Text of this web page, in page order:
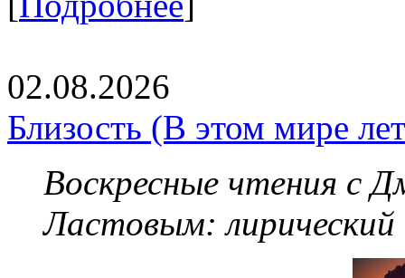
02.08.2026
Близость (В этом мире
Воскресные чтения с
Ластовым: